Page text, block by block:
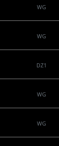
WG
WG
DZ1
WG
WG